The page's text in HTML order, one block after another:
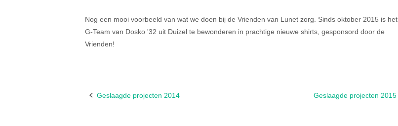
Nog een mooi voorbeeld van wat we doen bij de Vrienden van Lunet zorg. Sinds oktober 2015 is het
G-Team van Dosko '32 uit Duizel te bewonderen in prachtige nieuwe shirts, gesponsord door de
Vrienden!
Bericht
Geslaagde projecten 2014 Geslaagde projecten 2015